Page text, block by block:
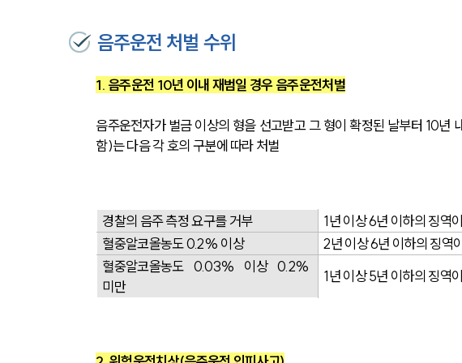
음주운전 처벌 수위
1. 음주운전 10년 이내 재범일 경우 음주운전처벌
음주운전자가 벌금 이상의 형을 선고받고 그 형이 확정된 날부터 10년
함)는 다음 각 호의 구분에 따라 처벌
경찰의 음주 측정 요구를 거부
1년 이상 6년 이하의 징역
혈중알코올농도 0.2% 이상
2년 이상 6년 이하의 징역
혈중알코올농도 0.03% 이상 0.2%
미만
1년 이상 5년 이하의 징역